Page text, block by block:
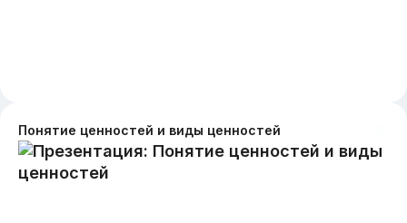
Понятие ценностей и виды ценностей